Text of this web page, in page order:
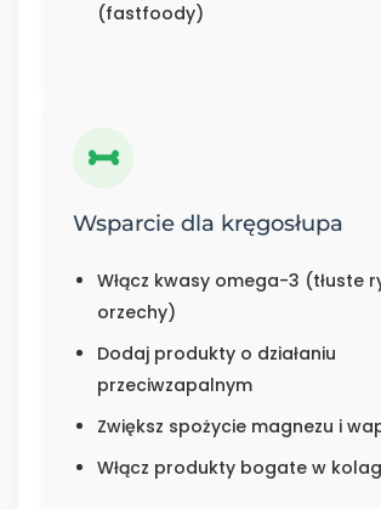
(fastfoody)
Wsparcie dla kręgosłupa
Włącz kwasy omega-3 (tłuste
orzechy)
Dodaj produkty o działaniu
przeciwzapalnym
Zwiększ spożycie magnezu i
Włącz produkty bogate w